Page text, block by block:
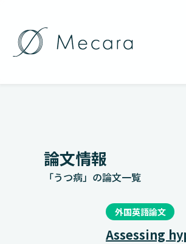
論文情報
「うつ病」の論文一覧
外国英語論文
Assessing